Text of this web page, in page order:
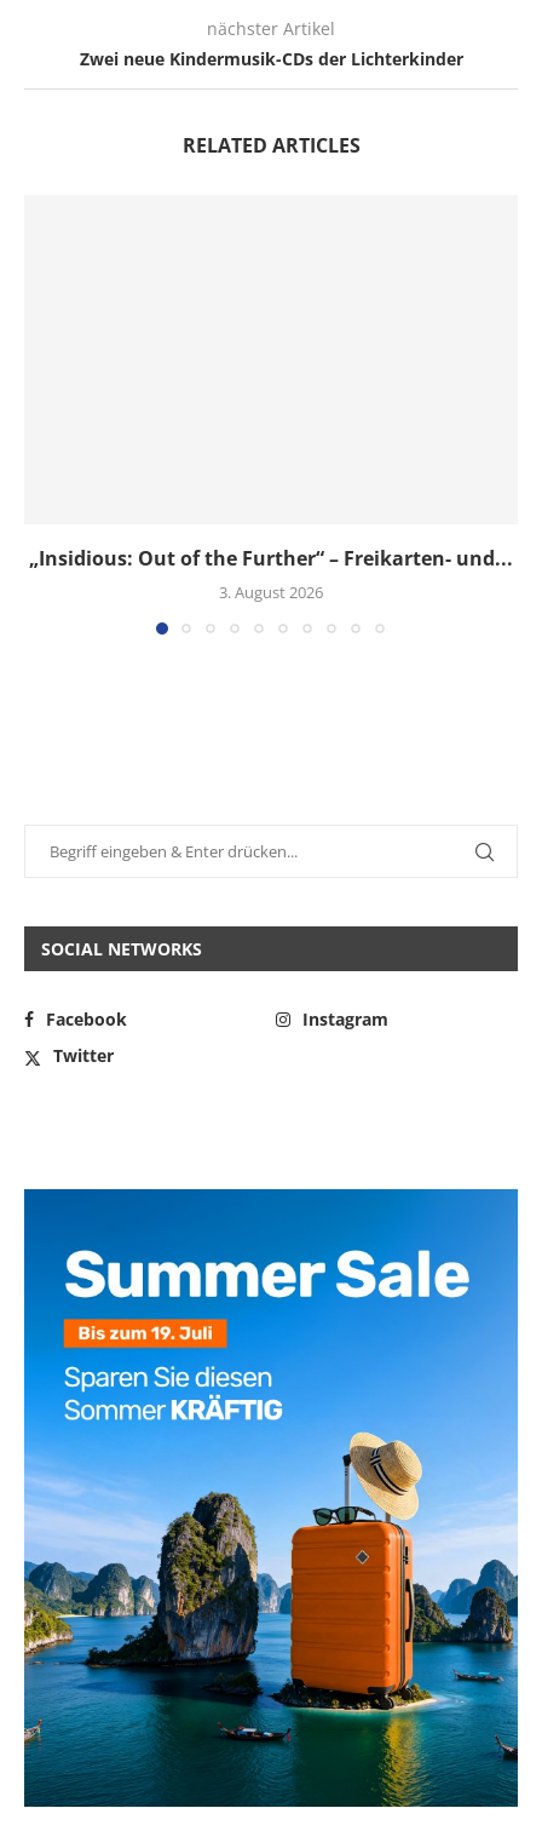
nächster Artikel
Zwei neue Kindermusik-CDs der Lichterkinder
RELATED ARTICLES
„Insidious: Out of the Further“ – Freikarten- und...
3. August 2026
SOCIAL NETWORKS
Facebook
Instagram
Twitter